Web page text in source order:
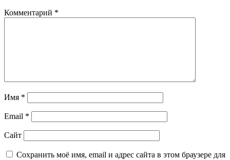
Комментарий *
Имя *
Email *
Сайт
Сохранить моё имя, email и адрес сайта в этом браузере для